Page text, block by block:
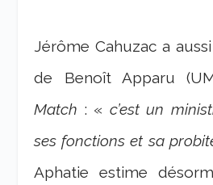
Jérôme Cahuzac a
de Benoît Apparu
Match : « c’est un
ses fonctions et sa
Aphatie estime